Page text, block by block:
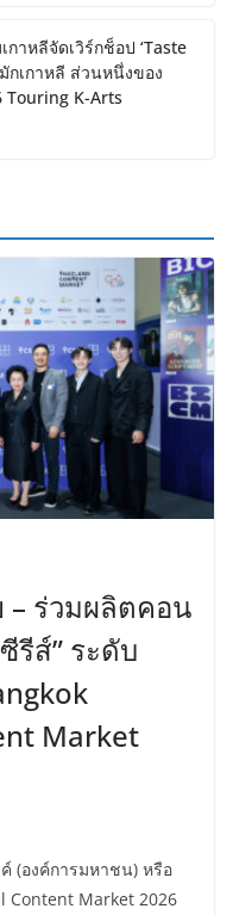
าหลีจัดเวิร์กช็อป ‘Taste
กเกาหลี ส่วนหนึ่งของ
Touring K-Arts
– ร่วมผลิตคอน
รีส์” ระดับ
Market
(องค์การมหาชน) หรือ
Content Market 2026